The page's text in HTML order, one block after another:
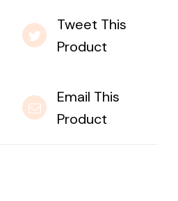
Tweet This
Product
Email This
Product